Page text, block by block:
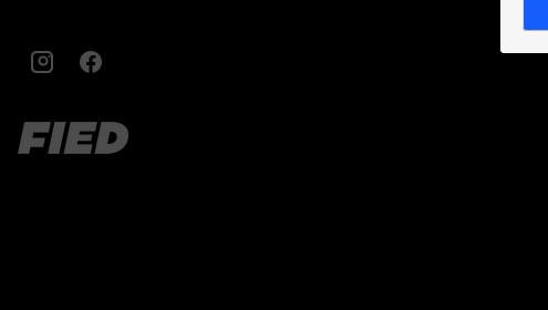
InstagramFacebook